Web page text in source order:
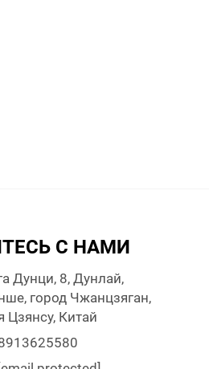
С НАМИ
Дунци, 8, Дунлай,
город Чжанцзяган,
Цзянсу, Китай